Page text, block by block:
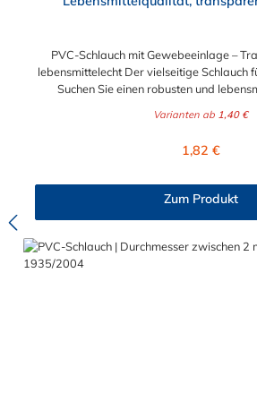
PVC-Schlauch mit Gewebeeinlage –
lebensmittelecht Der vielseitige Schlauch
Suchen Sie einen robusten und
oder Gastronomie? Unser transparenter
Meterware für maximale Flexibilität.
Innenseele und Außendecke aus
stabilisierenden Textil-Gewebeeinlage.
und LABS-frei produziert. In der
leuchtgrünen Variante ist er zusätzlich
Verordnung (EG) 1935/2004 und (EU) 10/
Varianten ab 1,40 €
Regulärer
1,82 €
Zum Produkt